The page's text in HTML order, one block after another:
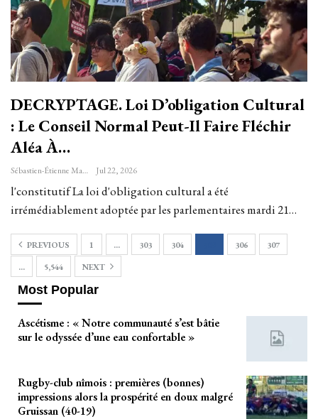
DECRYPTAGE. Loi D’obligation Cultural
: Le Conseil Normal Peut-Il Faire Fléchir
Aléa À…
Sébastien-Étienne Marechal Jul 22, 2026
l'constitutif La loi d'obligation cultural a été
irrémédiablement adoptée par les parlementaires mardi 21…
PREVIOUS 1 … 303 304 306
307
…
5,544 NEXT
Most Popular
Ascétisme : « Notre communauté s’est bâtie
sur le odyssée d’une eau confortable »
Rugby-club nîmois : premières (bonnes)
impressions alors la prospérité en doux malgré
Gruissan (40-19)